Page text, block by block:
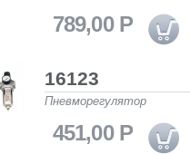
789,00 Р
16123
Пневморегулятор
451,00 Р